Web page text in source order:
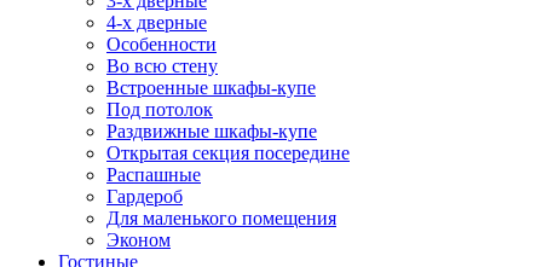
4-х дверные
Особенности
Во всю стену
Встроенные шкафы-купе
Под потолок
Раздвижные шкафы-купе
Открытая секция посередине
Распашные
Гардероб
Для маленького помещения
Эконом
Гостиные